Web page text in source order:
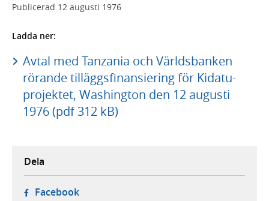
Publicerad 12 augusti 1976
Ladda ner:
Avtal med Tanzania och Världsbanken
rörande tilläggsfinansiering för Kidatu-
projektet, Washington den 12 augusti
1976 (pdf 312 kB)
Dela
Facebook- öppnas i ny flik, extern webbplats,